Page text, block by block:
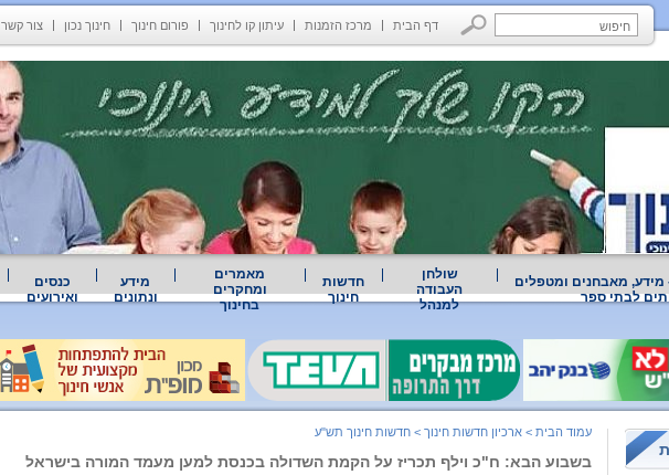
דף הבית מרכז הזמנות עיתון קו לחינוך פורום חינוך חינוך נכון צור קשר
מידע, מאבחנים ומטפלים
לבתי ספר
שולחן
העבודה
למנהל
חדשות
חינוך
מאמרים
ומחקרים
בחינוך
מידע
ונתונים
כנסים
ואירועים
עמוד הבית > ארכיון חדשות חינוך > חדשות חינוך תש"ע
בשבוע הבא: ח"כ וילף תכריז על הקמת השדולה בכנסת למען מעמד המורה בישראל